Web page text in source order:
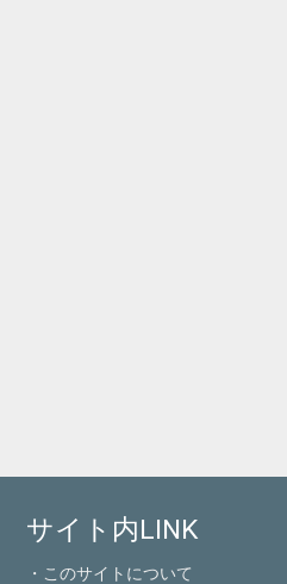
サイト内LINK
・このサイトについて